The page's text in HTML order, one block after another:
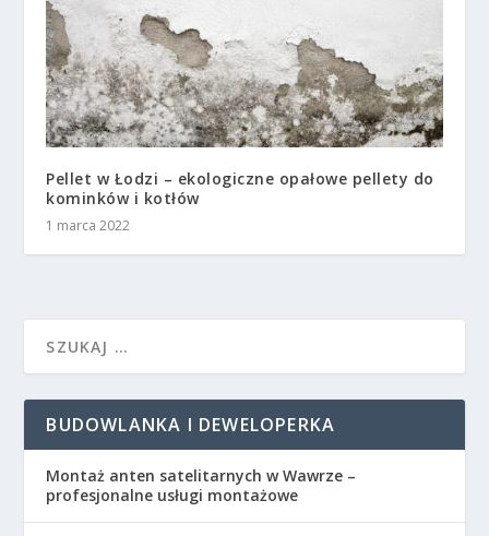
Pellet w Łodzi – ekologiczne opałowe pellety do
kominków i kotłów
1 marca 2022
BUDOWLANKA I DEWELOPERKA
Montaż anten satelitarnych w Wawrze –
profesjonalne usługi montażowe